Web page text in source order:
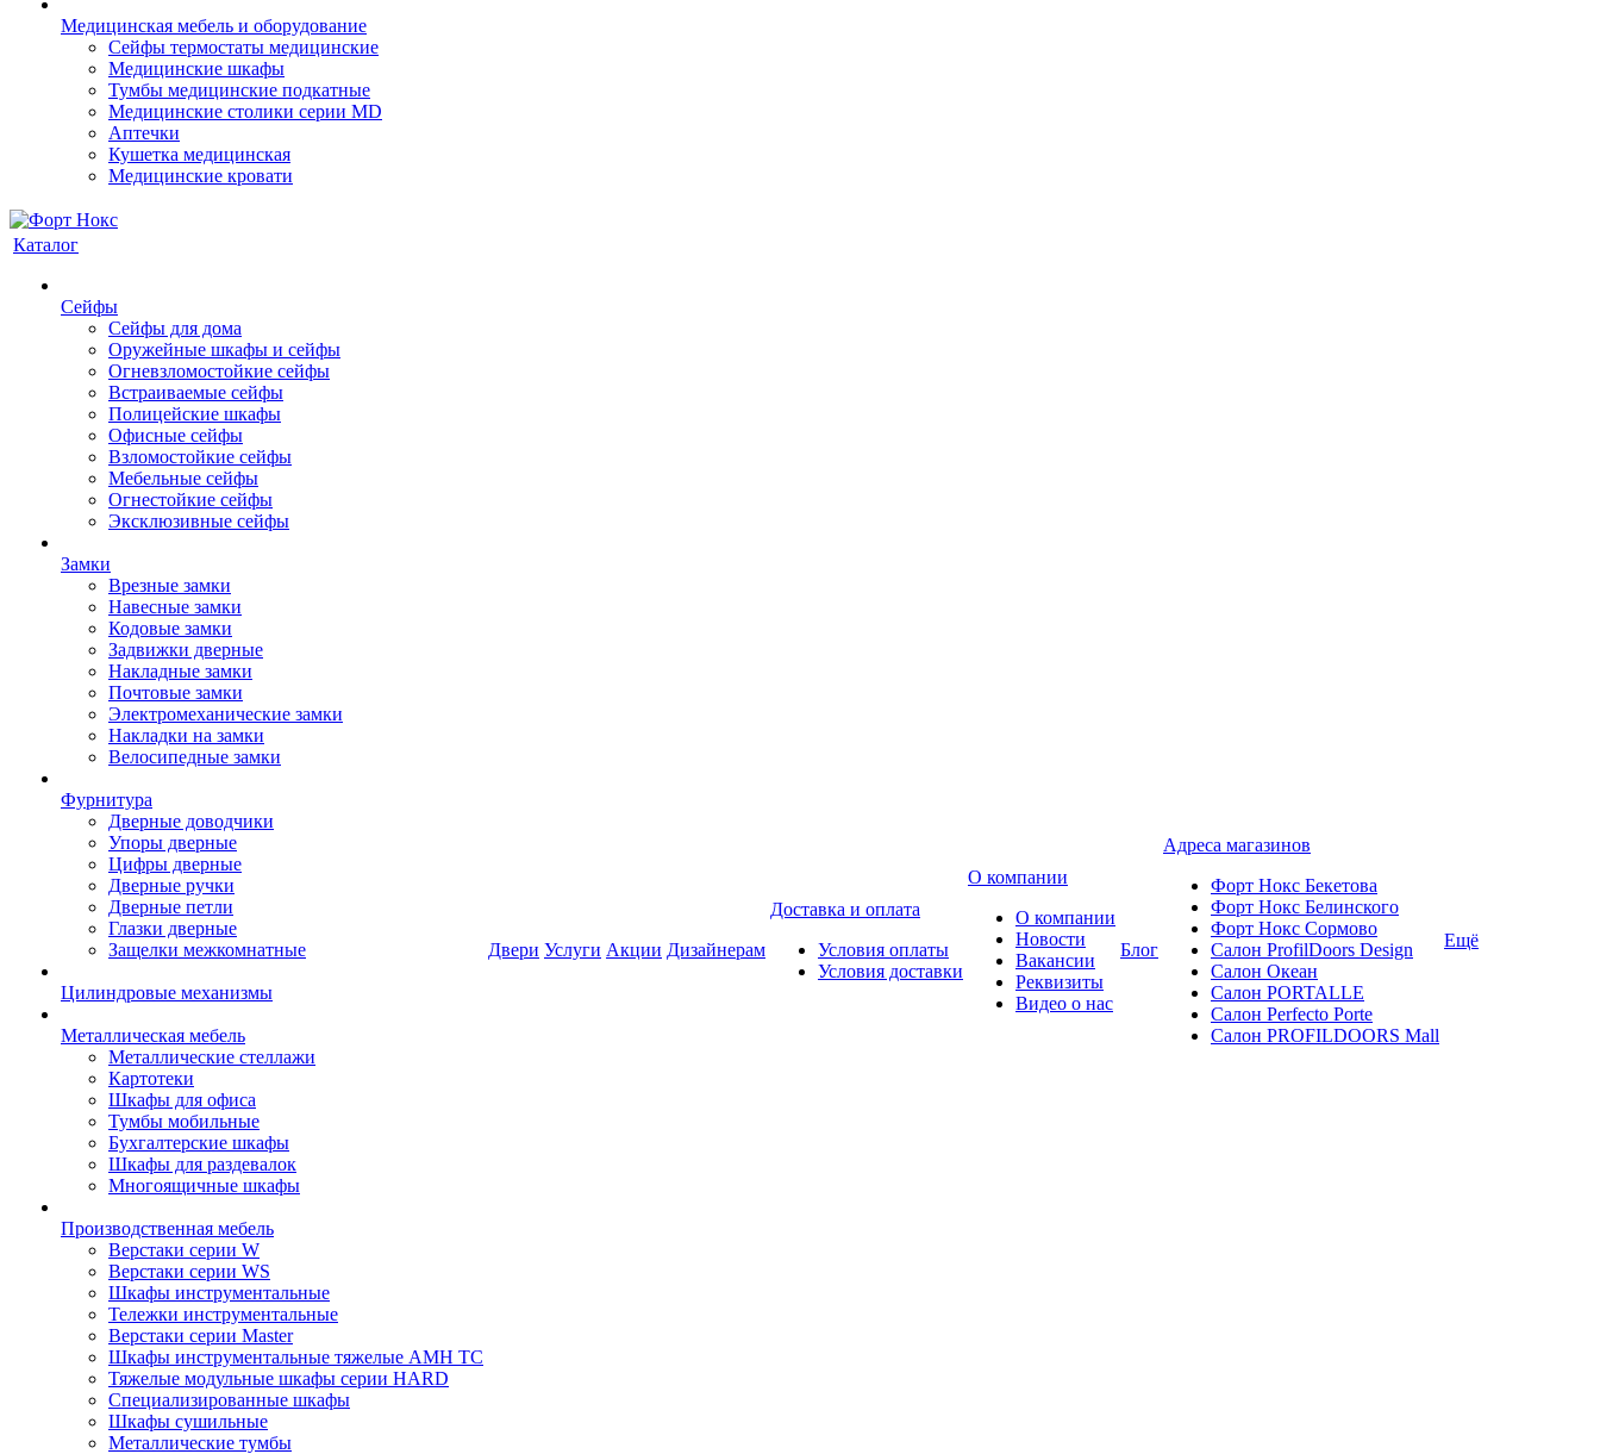
Медицинская мебель и оборудование
Сейфы термостаты медицинские
Медицинские шкафы
Тумбы медицинские подкатные
Медицинские столики серии MD
Аптечки
Кушетка медицинская
Медицинские кровати
Каталог
Сейфы
Сейфы для дома
Оружейные шкафы и сейфы
Огневзломостойкие сейфы
Встраиваемые сейфы
Полицейские шкафы
Офисные сейфы
Взломостойкие сейфы
Мебельные сейфы
Огнестойкие сейфы
Эксклюзивные сейфы
Замки
Врезные замки
Навесные замки
Кодовые замки
Задвижки дверные
Накладные замки
Почтовые замки
Электромеханические замки
Накладки на замки
Велосипедные замки
Фурнитура
Дверные доводчики
Упоры дверные
Цифры дверные
Дверные ручки
Дверные петли
Глазки дверные
Защелки межкомнатные
Цилиндровые механизмы
Металлическая мебель
Металлические стеллажи
Картотеки
Шкафы для офиса
Тумбы мобильные
Бухгалтерские шкафы
Шкафы для раздевалок
Многоящичные шкафы
Производственная мебель
Верстаки серии W
Верстаки серии WS
Шкафы инструментальные
Тележки инструментальные
Верстаки серии Master
Шкафы инструментальные тяжелые AMH TC
Тяжелые модульные шкафы серии HARD
Cпециализированные шкафы
Шкафы сушильные
Металлические тумбы
Двери Услуги Акции Дизайнерам
Доставка и оплата
Условия оплаты
Условия доставки
О компании
О компании
Новости
Вакансии
Реквизиты
Видео о нас
Блог
Адреса магазинов
Форт Нокс Бекетова
Форт Нокс Белинского
Форт Нокс Сормово
Салон ProfilDoors Design
Салон Океан
Салон PORTALLE
Салон Perfecto Portе
Салон PROFILDOORS Mall
Ещё